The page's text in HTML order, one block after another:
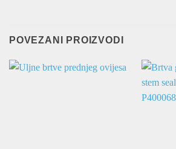
POVEZANI PROIZVODI